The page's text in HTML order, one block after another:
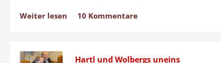
Weiter lesen 10 Kommentare
Hartl und Wolbergs uneins